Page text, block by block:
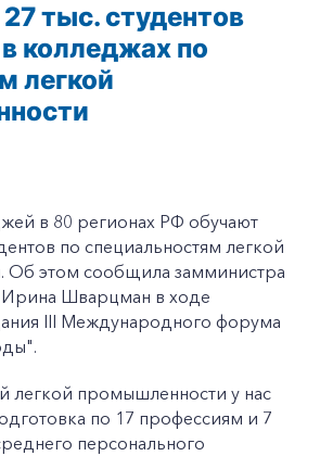
тыс. студентов
колледжах по
легкой
в 80 регионах РФ обучают
по специальностям легкой
Об этом сообщила замминистра
Шварцман в ходе
III Международного форума
легкой промышленности у нас
по 17 профессиям и 7
персонального